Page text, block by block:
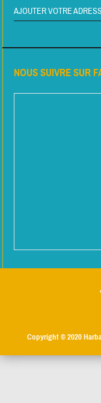
AJOUTER VOTRE
NOUS SUIVRE SUR
Copyright © 2020